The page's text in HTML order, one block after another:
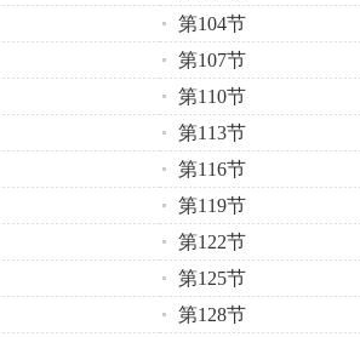
第104节
第107节
第110节
第113节
第116节
第119节
第122节
第125节
第128节